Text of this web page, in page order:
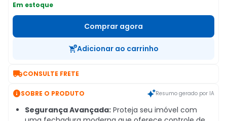
Em estoque
Comprar agora
Adicionar ao carrinho
CONSULTE FRETE
SOBRE O PRODUTO Resumo gerado por IA
Segurança Avançada: Proteja seu imóvel com